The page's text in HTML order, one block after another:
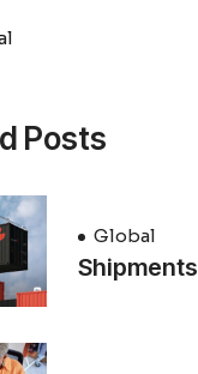
Posts
Global
Shipments